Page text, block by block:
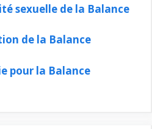
sexuelle de la Balance
de la Balance
pour la Balance